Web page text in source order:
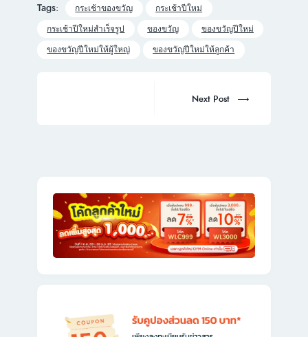
Tags: กระเช้าของขวัญ
กระเช้าปีใหม่
กระเช้าปีใหม่สำเร็จรูป
ของขวัญ
ของขวัญปีใหม่
ของขวัญปีใหม่ให้ผู้ใหญ่
ของขวัญปีใหม่ให้ลูกค้า
Next
Next Post